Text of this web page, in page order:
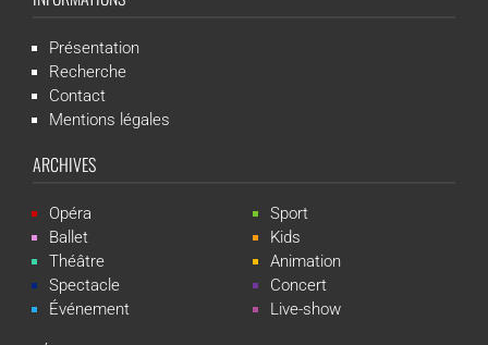
Présentation
Recherche
Contact
Mentions légales
ARCHIVES
Opéra
Ballet
Théâtre
Spectacle
Événement
Sport
Kids
Animation
Concert
Live-show